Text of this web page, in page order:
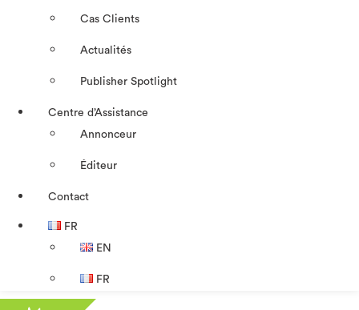
Cas Clients
Actualités
Publisher Spotlight
Centre d’Assistance
Annonceur
Éditeur
Contact
FR
EN
FR